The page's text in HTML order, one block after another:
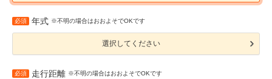
必須 年式 ※不明の場合はおおよそでOKです
選択してください
必須 走行距離 ※不明の場合はおおよそでOKです